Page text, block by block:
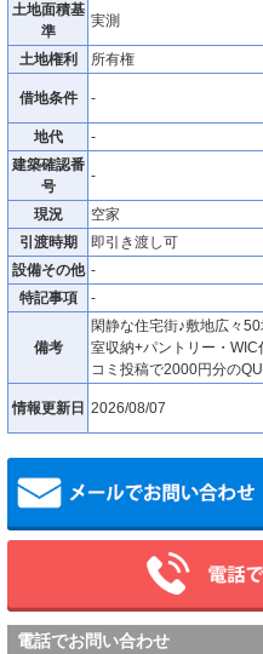
土地面積基
準
実測
土地権利 所有権
借地条件 -
地代 -
建築確認番
号
-
現況 空家
引渡時期
即引き渡し可
設備その他 -
特記事項
-
備考
閑静な住宅街♪敷地広々
室収納+パントリー・
コミ投稿で2000円分の
情報更新日 2026/08/07
電話でお問い合わせ